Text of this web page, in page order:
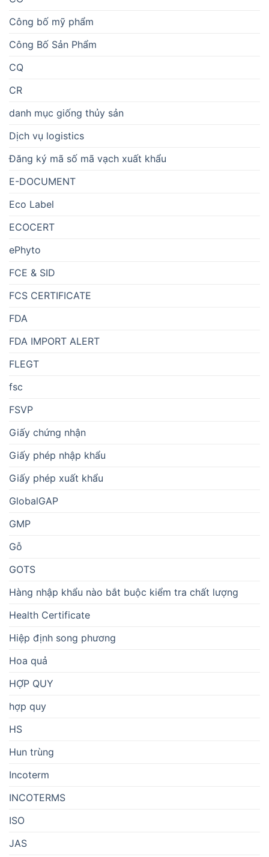
Công bố mỹ phẩm
Công Bố Sản Phẩm
CQ
CR
danh mục giống thủy sản
Dịch vụ logistics
Đăng ký mã số mã vạch xuất khẩu
E-DOCUMENT
Eco Label
ECOCERT
ePhyto
FCE & SID
FCS CERTIFICATE
FDA
FDA IMPORT ALERT
FLEGT
fsc
FSVP
Giấy chứng nhận
Giấy phép nhập khẩu
Giấy phép xuất khẩu
GlobalGAP
GMP
Gỗ
GOTS
Hàng nhập khẩu nào bắt buộc kiểm tra chất lượng
Health Certificate
Hiệp định song phương
Hoa quả
HỢP QUY
hợp quy
HS
Hun trùng
Incoterm
INCOTERMS
ISO
JAS